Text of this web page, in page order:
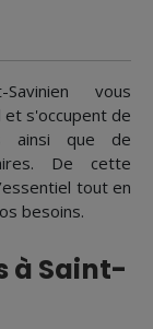
vous
et s'occupent de
ainsi que de
De cette
tout en
besoins.
à Saint-